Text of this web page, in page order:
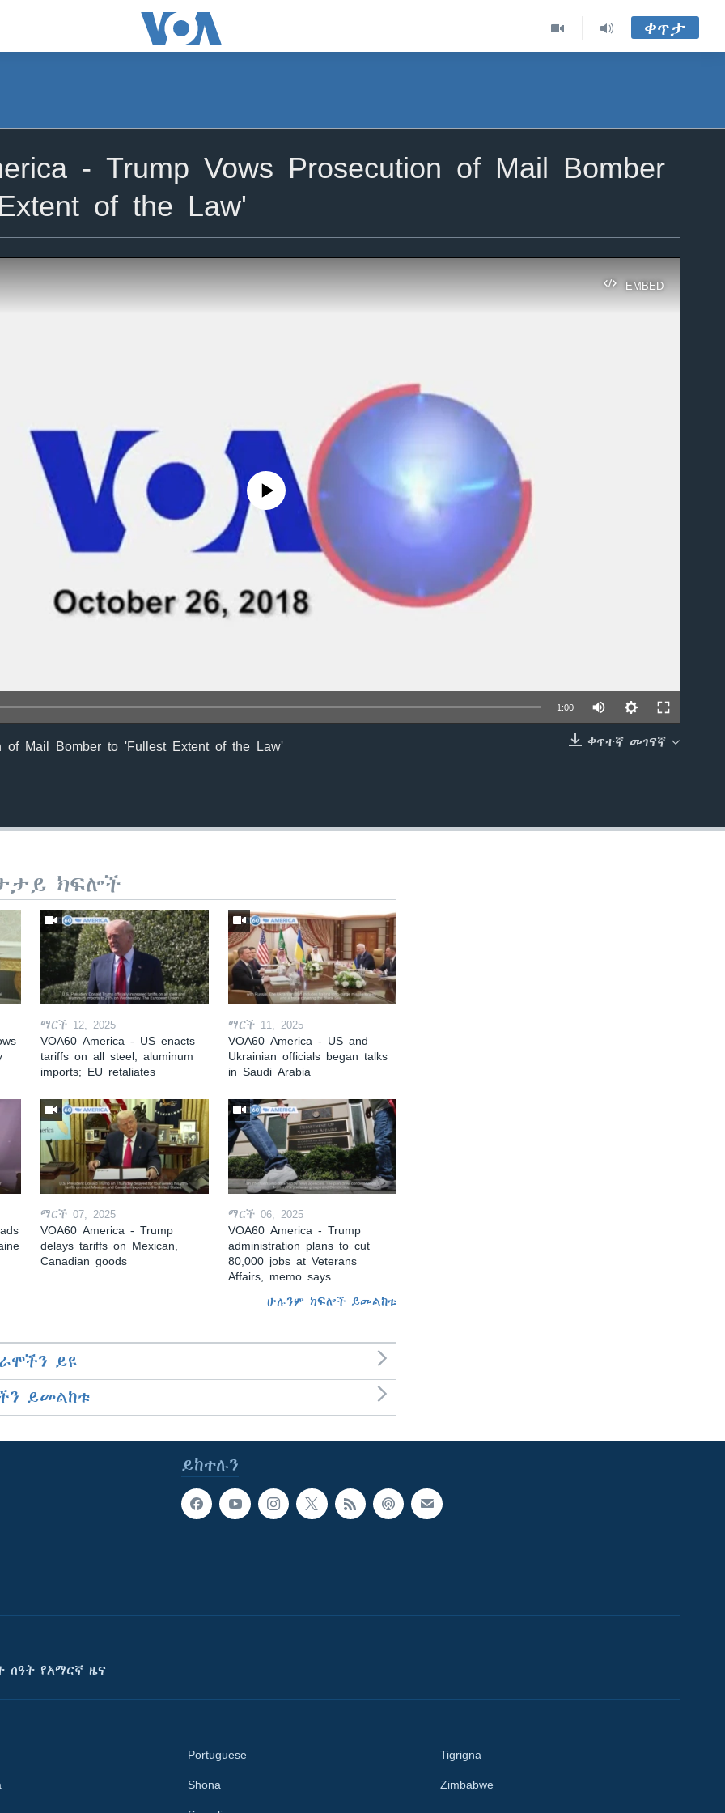
ቀጥታ
- Trump Vows Prosecution of Mail Bomber
of the Law'
EMBED
EMBED
No media source currently available
1:00
ቀጥተኛ መገናኛ
of Mail Bomber to 'Fullest Extent of the Law'
ክፍሎች
ማርች 12, 2025
VOA60 America - US enacts
tariffs on all steel, aluminum
imports; EU retaliates
ማርች 11, 2025
VOA60 America - US and
Ukrainian officials began talks
in Saudi Arabia
ማርች 07, 2025
VOA60 America - Trump
delays tariffs on Mexican,
Canadian goods
ማርች 06, 2025
VOA60 America - Trump
administration plans to cut
80,000 jobs at Veterans
Affairs, memo says
ሁሉንም ክፍሎች ይመልከቱ
ይዩ
ይመልከቱ
ይከተሉን
ሰዓት የአማርኛ ዜና
Portuguese
Shona
Tigrigna
Zimbabwe